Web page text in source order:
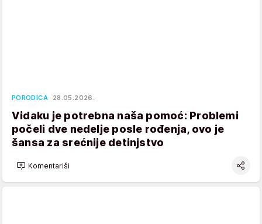
PORODICA 28.05.2026.
Vidaku je potrebna naša pomoć: Problemi
počeli dve nedelje posle rođenja, ovo je
šansa za srećnije detinjstvo
Komentariši